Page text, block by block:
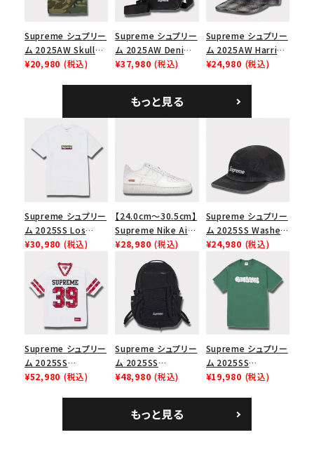
Supreme シュプリー
ム 2025AW Skull
Tee スカル Tシャ
¥20,980 (税込)
Supreme シュプリー
ム 2025AW Denim
Shoulder Bag デニ
¥37,980 (税込)
Supreme シュプリー
ム 2025AW Harris
Tweed Camp Cap
¥24,980 (税込)
もっと見る
Supreme シュプリー
ム 2025SS Los
Angeles Fire Relief
イヤーリリーフボック
スロゴTシャツ ホワ
イト 白
¥30,980 (税込)
【24.0cm～30.5cm】
Supreme Nike Air
Force 1 Low シュプ
リーム ナイキエアフォ
ース１スニーカー シ
ューズ ホワイト
¥28,980 (税込)
Supreme シュプリー
ム 2025SS Washed
Chino Twill Camp
Cap ウォッシュチノツ
イルキャンプキャップ
ブラック 黒
¥24,980 (税込)
Supreme シュプリー
ム 2025SS
Bandana Football
¥52,980 (税込)
Supreme シュプリー
ム 2025SS
Backpack バックパッ
¥48,980 (税込)
Supreme シュプリー
ム 2025SS
Homerun Tee ホー
¥19,980 (税込)
もっと見る